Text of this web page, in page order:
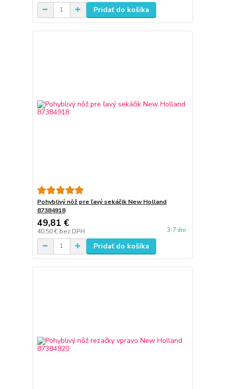
Pridať do košíka
Pohyblivý nôž pre ľavý sekáčik New Holland
87384918
49,81 €
40,50 € bez DPH 3-7 dni
Pridať do košíka